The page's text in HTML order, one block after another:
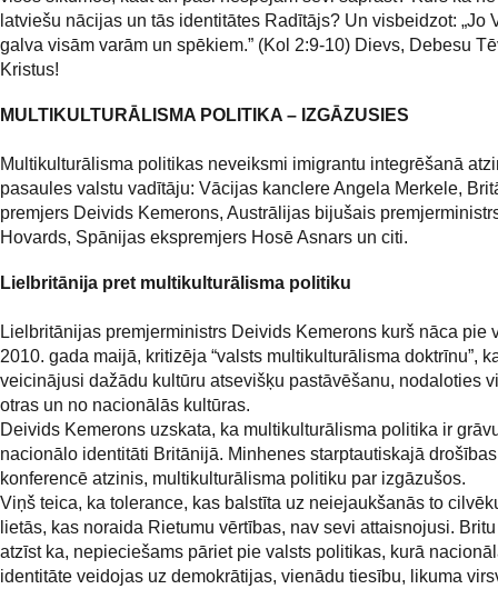
latviešu nācijas un tās identitātes Radītājs? Un visbeidzot: „Jo
galva visām varām un spēkiem.” (Kol 2:9-10) Dievs, Debesu
Kristus!
MULTIKULTURĀLISMA POLITIKA – IZGĀZUSIES
Multikulturālisma politikas neveiksmi imigrantu integrēšanā
pasaules valstu vadītāju: Vācijas kanclere Angela Merkele,
premjers Deivids Kemerons, Austrālijas bijušais
Hovards, Spānijas ekspremjers Hosē Asnars un citi.
Lielbritānija pret multikulturālisma politiku
Lielbritānijas premjerministrs Deivids Kemerons kurš nāca pie
2010. gada maijā, kritizēja “valsts multikulturālisma doktrīnu”,
veicinājusi dažādu kultūru atsevišķu pastāvēšanu, nodaloties
otras un no nacionālās kultūras.
Deivids Kemerons uzskata, ka multikulturālisma politika ir
nacionālo identitāti Britānijā. Minhenes starptautiskajā
konferencē atzinis, multikulturālisma politiku par izgāzušos.
Viņš teica, ka tolerance, kas balstīta uz neiejaukšanās to
lietās, kas noraida Rietumu vērtības, nav sevi attaisnojusi.
atzīst ka, nepieciešams pāriet pie valsts politikas, kurā
identitāte veidojas uz demokrātijas, vienādu tiesību, likuma